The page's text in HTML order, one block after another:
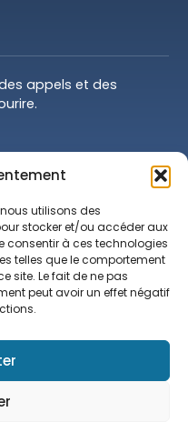
utilisons des
stocker et/ou accéder aux
consentir à ces technologies
telles que le comportement
site. Le fait de ne pas
peut avoir un effet négatif
appels et des
de
Légales